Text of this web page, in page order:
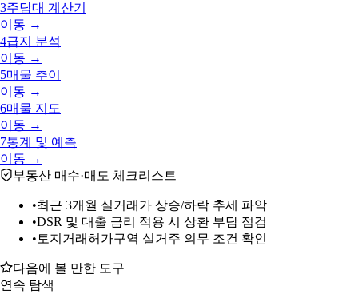
3주담대 계산기
이동 →
4급지 분석
이동 →
5매물 추이
이동 →
6매물 지도
이동 →
7통계 및 예측
이동 →
부동산 매수·매도 체크리스트
•최근 3개월 실거래가 상승/하락 추세 파악
•DSR 및 대출 금리 적용 시 상환 부담 점검
• 토지거래허가구역 실거주 의무 조건 확인
다음에 볼 만한 도구
연속 탐색